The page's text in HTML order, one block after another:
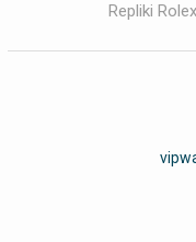
Repliki